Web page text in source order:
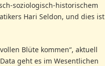
soziologisch-historischem
Hari Seldon, und dies ist
Blüte kommen“, aktuell
geht es im Wesentlichen